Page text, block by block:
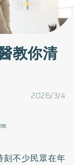
教你清
2026/3/4
閱
刻不少民眾在年